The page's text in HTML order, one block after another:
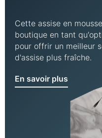
Cette assise en
boutique en tant
pour offrir un meilleur
d'assise plus fraîche.
En savoir plus